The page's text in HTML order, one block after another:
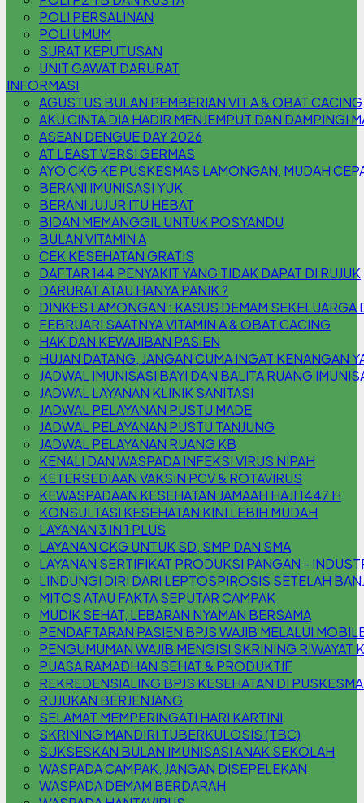
POLI PERSALINAN
POLI UMUM
SURAT KEPUTUSAN
UNIT GAWAT DARURAT
INFORMASI
AGUSTUS BULAN PEMBERIAN VIT A & OBAT CACING
AKU CINTA DIA HADIR MENJEMPUT DAN DAMPINGI
ASEAN DENGUE DAY 2026
AT LEAST VERSI GERMAS
AYO CKG KE PUSKESMAS LAMONGAN, MUDAH
BERANI IMUNISASI YUK
BERANI JUJUR ITU HEBAT
BIDAN MEMANGGIL UNTUK POSYANDU
BULAN VITAMIN A
CEK KESEHATAN GRATIS
DAFTAR 144 PENYAKIT YANG TIDAK DAPAT DI RUJUK
DARURAT ATAU HANYA PANIK ?
DINKES LAMONGAN : KASUS DEMAM SEKELUARGA
FEBRUARI SAATNYA VITAMIN A & OBAT CACING
HAK DAN KEWAJIBAN PASIEN
HUJAN DATANG, JANGAN CUMA INGAT KENANGAN
JADWAL IMUNISASI BAYI DAN BALITA RUANG
JADWAL LAYANAN KLINIK SANITASI
JADWAL PELAYANAN PUSTU MADE
JADWAL PELAYANAN PUSTU TANJUNG
JADWAL PELAYANAN RUANG KB
KENALI DAN WASPADA INFEKSI VIRUS NIPAH
KETERSEDIAAN VAKSIN PCV & ROTAVIRUS
KEWASPADAAN KESEHATAN JAMAAH HAJI 1447 H
KONSULTASI KESEHATAN KINI LEBIH MUDAH
LAYANAN 3 IN 1 PLUS
LAYANAN CKG UNTUK SD, SMP DAN SMA
LAYANAN SERTIFIKAT PRODUKSI PANGAN -
LINDUNGI DIRI DARI LEPTOSPIROSIS SETELAH
MITOS ATAU FAKTA SEPUTAR CAMPAK
MUDIK SEHAT, LEBARAN NYAMAN BERSAMA
PENDAFTARAN PASIEN BPJS WAJIB MELALUI
PENGUMUMAN WAJIB MENGISI SKRINING RIWAYAT
PUASA RAMADHAN SEHAT & PRODUKTIF
REKREDENSIALING BPJS KESEHATAN DI
RUJUKAN BERJENJANG
SELAMAT MEMPERINGATI HARI KARTINI
SKRINING MANDIRI TUBERKULOSIS (TBC)
SUKSESKAN BULAN IMUNISASI ANAK SEKOLAH
WASPADA CAMPAK, JANGAN DISEPELEKAN
WASPADA DEMAM BERDARAH